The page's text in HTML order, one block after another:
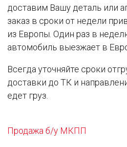
доставим Вашу деталь или
заказ в сроки от недели
из Европы. Один раз в
автомобиль выезжает в
Всегда уточняйте сроки
доставки до ТК и
едет груз.
Продажа б/у МКПП